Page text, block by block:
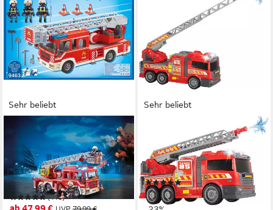
Sehr beliebt
PLAYMOBIL®
Feuerwehr-Leiterfahrzeug
(9463), My Action Heroes
Konstruktions-Spielset, Made
in Germany
(110)
Sehr beliebt
Spielzeug-Feuerwehr Fire
Fighter - Feuerwehrauto, mit
Wasserspritze
(79)
ab 28,53 € UVP36,99 €